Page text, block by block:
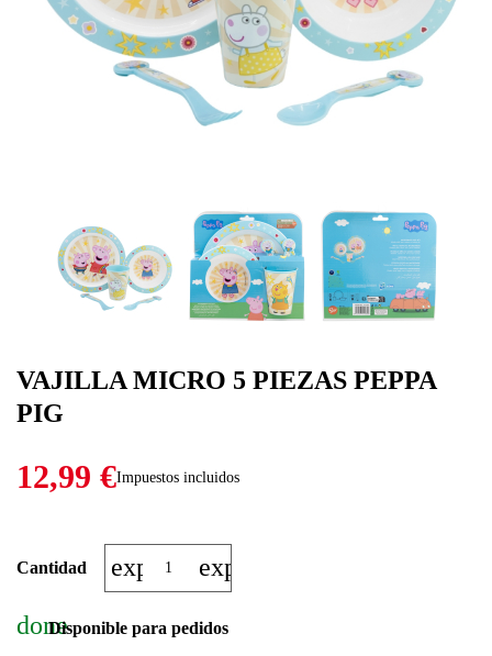
VAJILLA MICRO 5 PIEZAS PEPPA
PIG
12,99 €Impuestos incluidos
Cantidad expand_moreexpand_less
doneDisponible para pedidos